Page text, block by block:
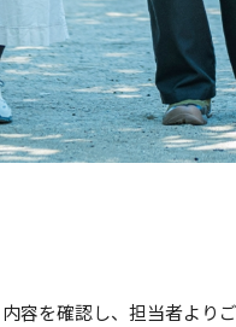
容を確認し、担当者よりご